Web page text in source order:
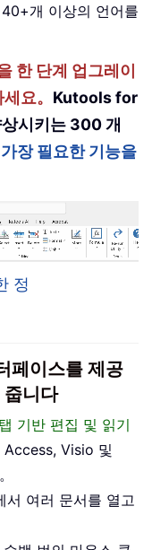
개 이상의 언어를
한 단계 업그레이
요。 Kutools for
시키는 300 개
가장 필요한 기능을
정
페이스를 제공
니다
기반 편집 및 읽기
Access, Visio 및
서 여러 문서를 열고